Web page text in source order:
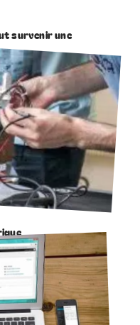
survenir une